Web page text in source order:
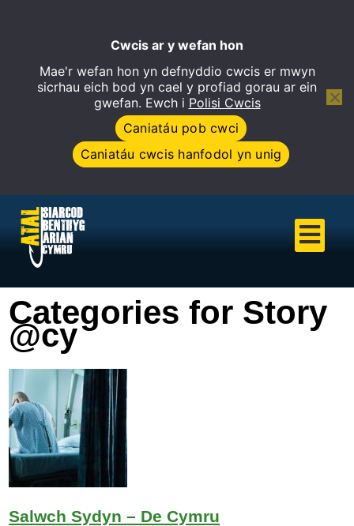
Cwcis ar y wefan hon
Mae'r wefan hon yn defnyddio cwcis er mwyn
sicrhau eich bod yn cael y profiad gorau ar ein
gwefan. Ewch i Polisi Cwcis
Caniatáu pob cwci
Caniatáu cwcis hanfodol yn unig
Categories for Story
@cy
Salwch Sydyn – De Cymru